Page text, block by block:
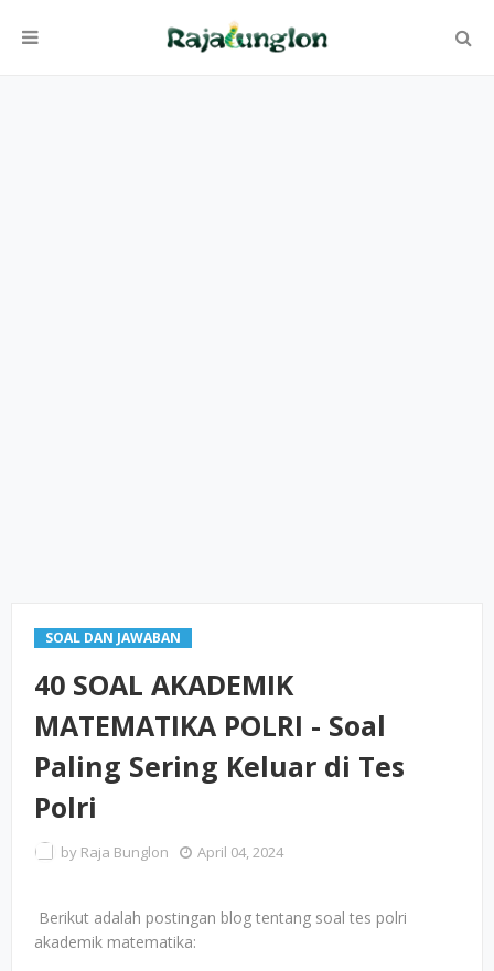
SOAL DAN JAWABAN
40 SOAL AKADEMIK
MATEMATIKA POLRI - Soal
Paling Sering Keluar di Tes
Polri
by Raja Bunglon April 04, 2024
Berikut adalah postingan blog tentang soal tes polri
akademik matematika: